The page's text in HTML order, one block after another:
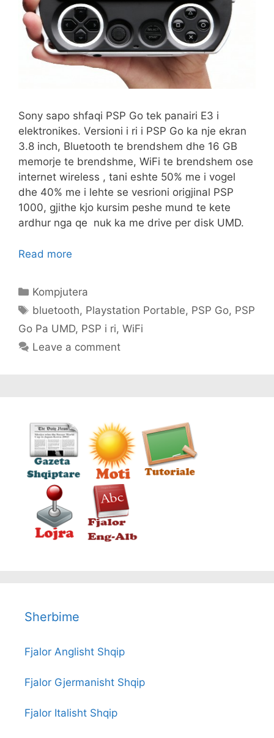
Sony sapo shfaqi PSP Go tek panairi E3 i
elektronikes. Versioni i ri i PSP Go ka nje ekran
3.8 inch, Bluetooth te brendshem dhe 16 GB
memorje te brendshme, WiFi te brendshem ose
internet wireless , tani eshte 50% me i vogel
dhe 40% me i lehte se vesrioni origjinal PSP
1000, gjithe kjo kursim peshe mund te kete
ardhur nga qe nuk ka me drive per disk UMD.
Read more
Categories
Kompjutera
Tags
bluetooth, Playstation Portable, PSP Go, PSP
Go Pa UMD, PSP i ri, WiFi
Leave a comment
Sherbime
Fjalor Anglisht Shqip
Fjalor Gjermanisht Shqip
Fjalor Italisht Shqip